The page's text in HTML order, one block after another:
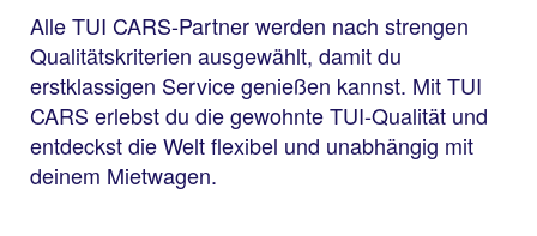
Alle TUI CARS-Partner werden nach strengen
Qualitätskriterien ausgewählt, damit du
erstklassigen Service genießen kannst. Mit TUI
CARS erlebst du die gewohnte TUI-Qualität und
entdeckst die Welt flexibel und unabhängig mit
deinem Mietwagen.